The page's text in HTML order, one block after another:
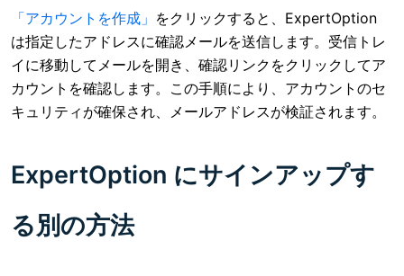
「アカウントを作成」 をクリックすると
、ExpertOption
は指定したアドレスに確認メールを送信します。受信トレ
イに移動してメールを開き、確認リンクをクリックしてア
カウントを確認します。この手順により、アカウントのセ
キュリティが確保され、メールアドレスが検証されます。
ExpertOption にサインアップす
る別の方法